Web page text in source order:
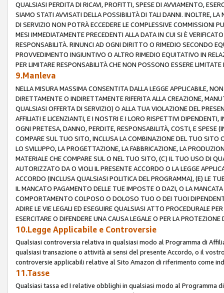
QUALSIASI PERDITA DI RICAVI, PROFITTI, SPESE DI AVVIAMENTO,
SIAMO STATI AVVISATI DELLA POSSIBILITÀ DI TALI DANNI. INOLTRE,
DI SERVIZIO NON POTRÀ ECCEDERE LE COMPLESSIVE COMMISSIONI
MESI IMMEDIATAMENTE PRECEDENTI ALLA DATA IN CUI SI È
RESPONSABILITÀ. RINUNCI AD OGNI DIRITTO O RIMEDIO SECONDO
PROVVEDIMENTO INGIUNTIVO O ALTRO RIMEDIO EQUITATIVO IN
PER LIMITARE RESPONSABILITÀ CHE NON POSSONO ESSERE LIMITATE
9.Manleva
NELLA MISURA MASSIMA CONSENTITA DALLA LEGGE APPLICABILE,
DIRETTAMENTE O INDIRETTAMENTE RIFERITA ALLA CREAZIONE,
QUALSIASI OFFERTA DI SERVIZIO) O ALLA TUA VIOLAZIONE DEL
AFFILIATI E LICENZIANTI, E I NOSTRI E I LORO RISPETTIVI
OGNI PRETESA, DANNO, PERDITE, RESPONSABILITÀ, COSTI, E SPESE
COMPARE SUL TUO SITO, INCLUSA LA COMBINAZIONE DEL TUO SITO
LO SVILUPPO, LA PROGETTAZIONE, LA FABBRICAZIONE, LA
MATERIALE CHE COMPARE SUL O NEL TUO SITO, (C) IL TUO USO DI
AUTORIZZATO DA O VIOLI IL PRESENTE ACCORDO O LA LEGGE
ACCORDO (INCLUSA QUALSIASI POLITICA DEL PROGRAMMA), (E) LE
IL MANCATO PAGAMENTO DELLE TUE IMPOSTE O DAZI, O LA
COMPORTAMENTO COLPOSO O DOLOSO TUO O DEI TUOI
ADIRE LE VIE LEGALI ED ESEGUIRE QUALSIASI ATTO PROCEDURALE
ESERCITARE O DIFENDERE UNA CAUSA LEGALE O PER LA
10.Legge Applicabile e Controversie
Qualsiasi controversia relativa in qualsiasi modo al Programma di
qualsiasi transazione o attività ai sensi del presente Accordo, o il
controversie applicabili relative al Sito Amazon di riferimento come
11.Tasse
Qualsiasi tassa ed I relative obblighi in qualsiasi modo al